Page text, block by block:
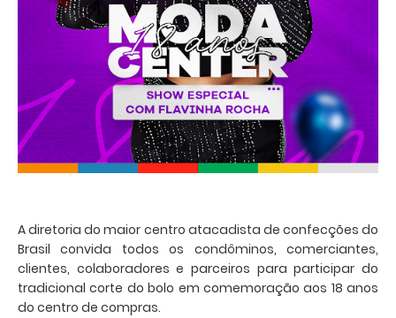
A diretoria do maior centro atacadista de confecções do
Brasil convida todos os condôminos, comerciantes,
clientes, colaboradores e parceiros para participar do
tradicional corte do bolo em comemoração aos 18 anos
do centro de compras.